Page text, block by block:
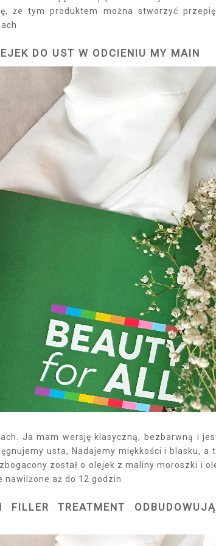
że tym produktem można stworzyć
DO UST W ODCIENIU MY MAIN
Ja mam wersję klasyczną, bezbarwną i
usta, Nadajemy miękkości i blasku, a
został o olejek z maliny moroszki i
aż do 12 godzin
FILLER TREATMENT